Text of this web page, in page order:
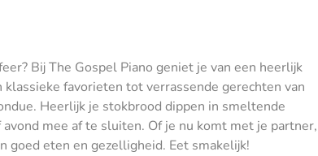
Bij The Gospel Piano geniet je van een heerlijk
favorieten tot verrassende gerechten van
Heerlijk je stokbrood dippen in smeltende
mee af te sluiten. Of je nu komt met je partner,
goed eten en gezelligheid. Eet smakelijk!